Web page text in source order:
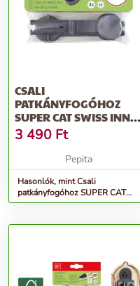
CSALI
PATKÁNYFOGÓHOZ
SUPER CAT SWISS INNO
(3DB/CSOM)
3 490 Ft
Pepita
Hasonlók, mint Csali
patkányfogóhoz SUPER CAT
Swiss Inno (3db/csom)